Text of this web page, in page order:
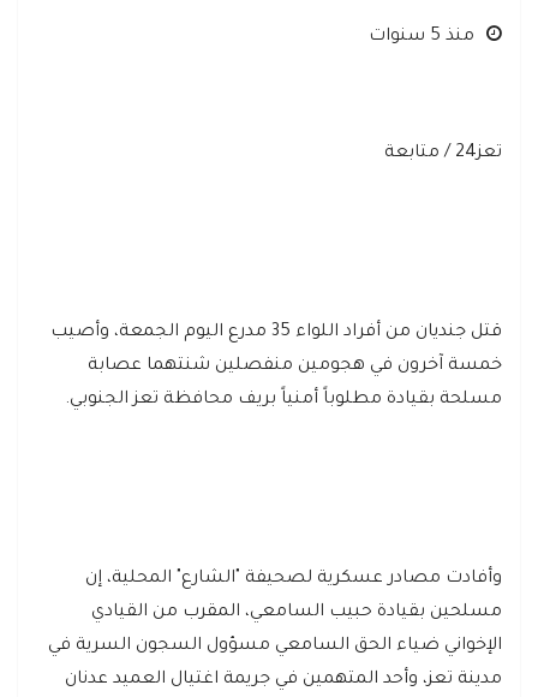
منذ 5 سنوات
تعز24 / متابعة
قتل جنديان من أفراد اللواء 35 مدرع اليوم الجمعة، وأصيب
خمسة آخرون في هجومين منفصلين شنتهما عصابة
مسلحة بقيادة مطلوباً أمنياً بريف محافظة تعز الجنوبي.
وأفادت مصادر عسكرية لصحيفة "الشارع" المحلية، إن
مسلحين بقيادة حبيب السامعي، المقرب من القيادي
الإخواني ضياء الحق السامعي مسؤول السجون السرية في
مدينة تعز، وأحد المتهمين في جريمة اغتيال العميد عدنان